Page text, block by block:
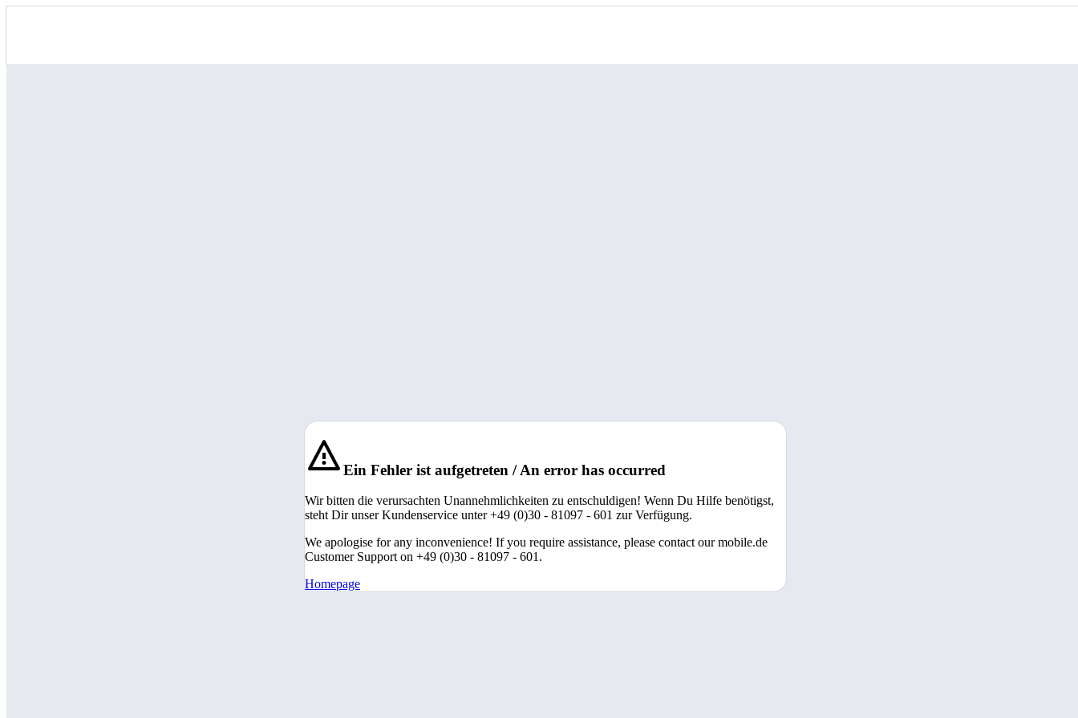
Ein Fehler ist aufgetreten / An error has occurred
Wir bitten die verursachten Unannehmlichkeiten zu entschuldigen! Wenn Du Hilfe benötigst,
steht Dir unser Kundenservice unter +49 (0)30 - 81097 - 601 zur Verfügung.
We apologise for any inconvenience! If you require assistance, please contact our mobile.de
Customer Support on +49 (0)30 - 81097 - 601.
Homepage